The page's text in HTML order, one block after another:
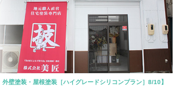
外壁塗装・屋根塗装［ハイグレードシリコンプラン］8/10】